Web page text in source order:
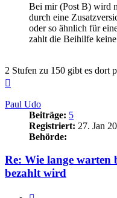
Bei mir (Post B) wird
durch eine
oder so ähnlich für
zahlt die Beihilfe
2 Stufen zu 150 gibt es dort
Paul Udo
Beiträge: 5
Registriert: 27. Jan
Behörde:
Re: Wie lange warten
bezahlt wird